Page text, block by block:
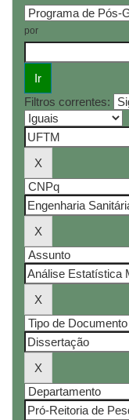
por
Filtros correntes: